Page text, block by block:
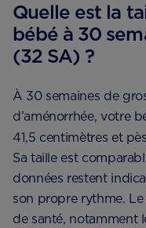
Quelle est la
bébé à 30
(32 SA) ?
À 30 semaines de
d’aménorrhée, votre
41,5 centimètres et
Sa taille est
données restent
son propre rythme.
de santé, notamment